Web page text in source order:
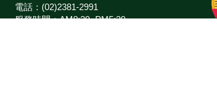
電話：(02)2381-2991
服務時間：AM8:30~PM5:30